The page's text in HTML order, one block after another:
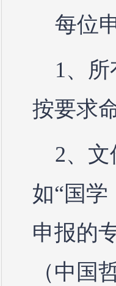
每位
1、
按要求
2、
如“国
申报的
（中国